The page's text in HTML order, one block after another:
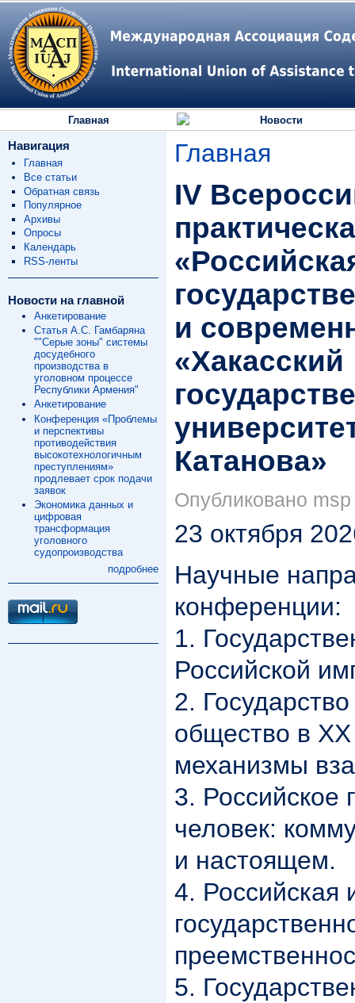
Главная Новости
Навигация
Главная
Все статьи
Обратная связь
Популярное
Архивы
Опросы
Календарь
RSS-ленты
Новости на главной
Анкетирование
Статья А.С. Гамбаряна
""Серые зоны" системы
досудебного
производства в
уголовном процессе
Республики Армения"
Анкетирование
Конференция «Проблемы
и перспективы
противодействия
высокотехнологичным
преступлениям»
продлевает срок подачи
заявок
Экономика данных и
цифровая
трансформация
уголовного
судопроизводства
подробнее
Главная
IV
и
«Хакасский
Катанова»
Опубликовано
23 октября
Научные
конференции:
1.
Российской
2.
общество в
механизмы
3. Российское
человек:
и настоящем.
4. Российская
5.